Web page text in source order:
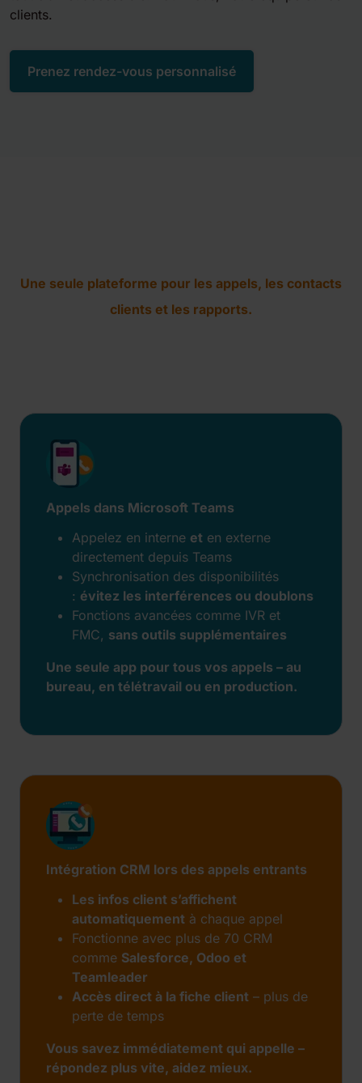
clients.
Prenez rendez-vous personnalisé
Une seule plateforme pour les appels, les contacts
clients et les rapports.
Appels dans Microsoft Teams
Appelez en interne et en externe
directement depuis Teams
Synchronisation des disponibilités
: évitez les interférences ou doublons
Fonctions avancées comme IVR et
FMC, sans outils supplémentaires
Une seule app pour tous vos appels – au
bureau, en télétravail ou en production.
Intégration CRM lors des appels entrants
Les infos client s’affichent
automatiquement à chaque appel
Fonctionne avec plus de 70 CRM
comme Salesforce, Odoo et
Teamleader
Accès direct à la fiche client – plus de
perte de temps
Vous savez immédiatement qui appelle –
répondez plus vite, aidez mieux.